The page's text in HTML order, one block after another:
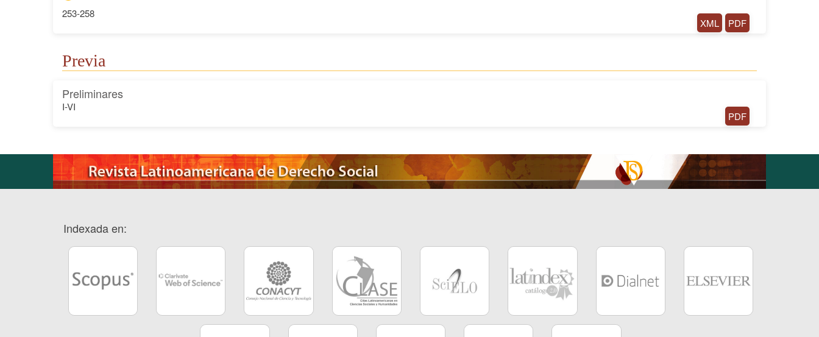
253-258
PDF
XML
Previa
Preliminares
I-VI
PDF
Indexada en: